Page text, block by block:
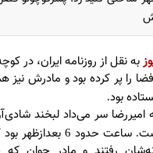
به نقل از روزنامه ایران، در
را پر کرده بود و مادرش نیز
بود.
امیررضا سر می‌داد لبخند
. ساعت حدود 6 بعدازظهر